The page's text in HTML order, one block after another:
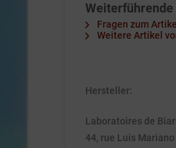
Weiterführende
Fragen zum
Weitere Artikel
Hersteller:
Laboratoires de
44, rue Luis Mariano